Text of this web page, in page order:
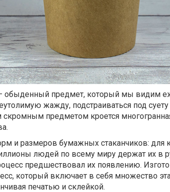
обыденный предмет, который мы видим
жажду, подстраиваться под
скромным предметом кроется
и размеров бумажных стаканчиков: для
людей по всему миру держат их в
предшествовал их появлению.
который включает в себя множество
печатью и склейкой.